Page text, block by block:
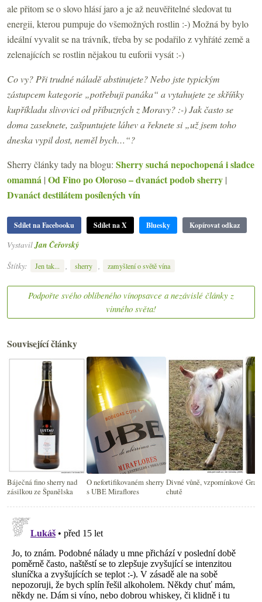
ale přitom se o slovo hlásí jaro a je až neuvěřitelné sledovat tu
energii, kterou pumpuje do všemožných rostlin :-) Možná by bylo
ideální vyvalit se na trávník, třeba by se podařilo z vyhřáté země a
zelenajících se rostlin nějakou tu euforii vysát :-)
Co vy? Při trudné náladě abstinujete? Nebo jste typickým
zástupcem kategorie „potřebuji panáka“ a vytahujete ze skříňky
kupříkladu slivovici od příbuzných z Moravy? :-) Jak často se
doma zaseknete, zašpuntujete láhev a řeknete si „už jsem toho
dneska vypil dost, neměl bych…“?
Sherry články tady na blogu: Sherry suchá nepochopená i sladce
omamná | Od Fino po Oloroso – dvanáct podob sherry |
Dvanáct destilátem posílených vín
Sdílet na Facebooku Sdílet na X Bluesky Kopírovat odkaz
Vystavil Jan Čeřovský
Štítky:
Jen tak... , sherry , zamyšlení o světě vína
Podpořte svého oblíbeného vínopsavce a nezávislé články z
vinného světa!
Související články
Báječná fino sherry nad
zásilkou ze Španělska
O nefortifikovaném sherry
s UBE Miraflores
Divné vůně, vzpomínkové
chutě
Graf